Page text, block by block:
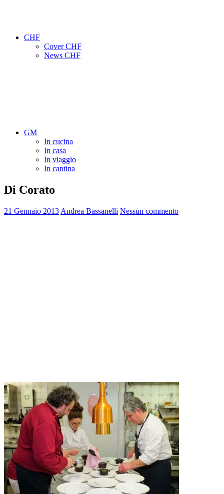
CHF
Cover CHF
News CHF
GM
In cucina
In casa
In viaggio
In cantina
Di Corato
21 Gennaio 2013 Andrea Bassanelli Nessun commento